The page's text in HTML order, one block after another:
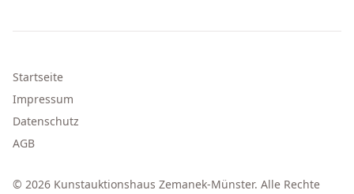
Startseite
Impressum
Datenschutz
AGB
© 2026 Kunstauktionshaus Zemanek-Münster. Alle Rechte